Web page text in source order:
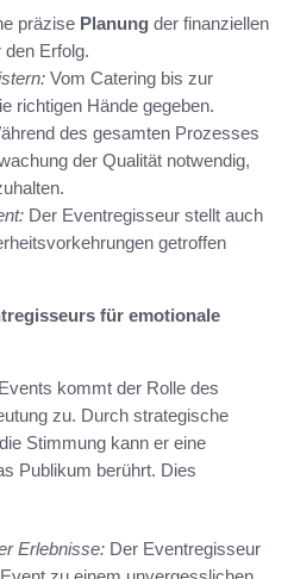
präzise Planung der finanziellen
Erfolg.
Vom Catering bis zur
richtigen Hände gegeben.
des gesamten Prozesses
der Qualität notwendig,
Der Eventregisseur stellt auch
getroffen
für emotionale
kommt der Rolle des
zu. Durch strategische
Stimmung kann er eine
Publikum berührt. Dies
Erlebnisse: Der Eventregisseur